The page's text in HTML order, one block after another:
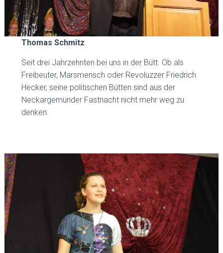
Thomas Schmitz
Seit drei Jahrzehnten bei uns in der Bütt. Ob als
Freibeuter, Marsmensch oder Revoluzzer Friedrich
Hecker, seine politischen Bütten sind aus der
Neckargemünder Fastnacht nicht mehr weg zu
denken.